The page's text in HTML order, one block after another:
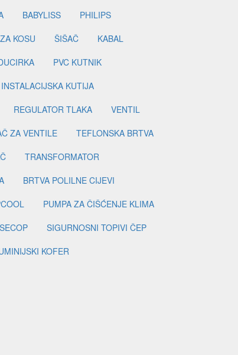
BABYLISS
PHILIPS
KOSU ŠIŠAČ
KABAL
PVC KUTNIK
INSTALACIJSKA KUTIJA
REGULATOR TLAKA
VENTIL
ZA VENTILE
TEFLONSKA BRTVA
TRANSFORMATOR
BRTVA POLILNE CIJEVI
PUMPA ZA ČIŠĆENJE KLIMA
SECOP
SIGURNOSNI TOPIVI ČEP
KOFER